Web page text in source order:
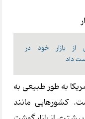
از بازار خود در
داد
به طور طبیعی به
کشورهایی مانند